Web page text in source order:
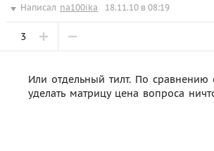
Написал na100ika 18.11.10 в 08:19
3
Или отдельный тилт. По
уделать матрицу цена вопроса